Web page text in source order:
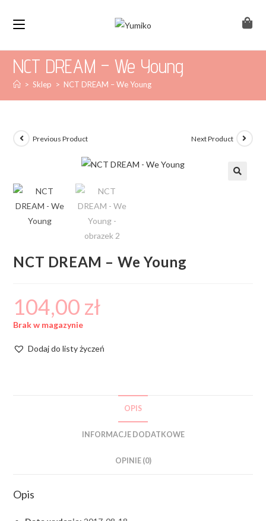
NCT DREAM – We Young
> Sklep > NCT DREAM – We Young
Previous Product Next Product
NCT DREAM – We Young
104,00 zł
Brak w magazynie
Dodaj do listy życzeń
OPIS
INFORMACJE DODATKOWE
OPINIE (0)
Opis